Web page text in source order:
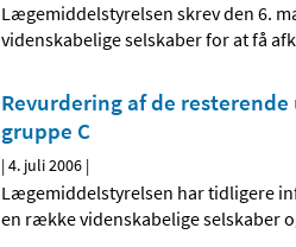
Lægemiddelstyrelsen skrev den 6.
videnskabelige selskaber for at få
Revurdering af de resterende
gruppe C
|4. juli 2006 |
Lægemiddelstyrelsen har tidligere
en række videnskabelige selskaber